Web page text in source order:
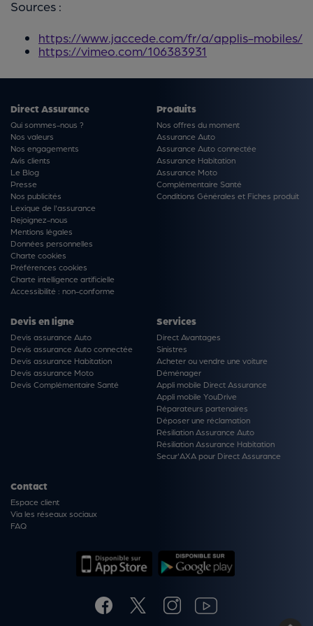
Sources :
https://www.jaccede.com/fr/a/applis-mobiles/
https://vimeo.com/106383931
Direct Assurance
Qui sommes-nous ?
Nos valeurs
Nos engagements
Avis clients
Le Blog
Presse
Nos publicités
Lexique de l'assurance
Rejoignez-nous
Mentions légales
Données personnelles
Charte cookies
Préférences cookies
Charte intelligence artificielle
Accessibilité : non-conforme
Produits
Nos offres du moment
Assurance Auto
Assurance Auto connectée
Assurance Habitation
Assurance Moto
Complémentaire Santé
Conditions Générales et Fiches produit
Devis en ligne
Devis assurance Auto
Devis assurance Auto connectée
Devis assurance Habitation
Devis assurance Moto
Devis Complémentaire Santé
Services
Direct Avantages
Sinistres
Acheter ou vendre une voiture
Déménager
Appli mobile Direct Assurance
Appli mobile YouDrive
Réparateurs partenaires
Déposer une réclamation
Résiliation Assurance Auto
Résiliation Assurance Habitation
Secur'AXA pour Direct Assurance
Contact
Espace client
Via les réseaux sociaux
FAQ